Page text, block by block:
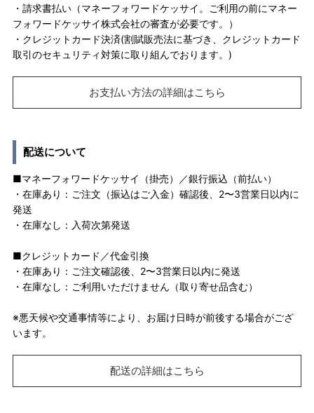
・請求書払い（マネーフォワードケッサイ。ご利用の前にマネー
フォワードケッサイ株式会社の審査が必要です。）
・クレジットカード決済(割賦販売法に基づき、クレジットカード
取引のセキュリティ対策に取り組んでおります。)
お支払い方法の詳細はこちら
配送について
■マネーフォワードケッサイ（掛売）／銀行振込（前払い）
・在庫あり：ご注文（振込はご入金）確認後、2〜3営業日以内に
発送
・在庫なし：入荷次第発送
■クレジットカード／代金引換
・在庫あり：ご注文確認後、2〜3営業日以内に発送
・在庫なし：ご利用いただけません（取り寄せ品含む）
※悪天候や交通事情等により、お届け日時が前後する場合がござ
います。
配送の詳細はこちら